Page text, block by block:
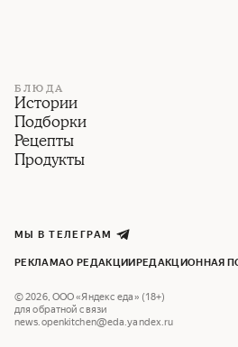
БЛЮДА
Истории
Подборки
Рецепты
Продукты
МЫ В ТЕЛЕГРАМ
РЕКЛАМАО РЕДАКЦИИ РЕДАКЦИОННАЯ
©2026, ООО «Яндекс еда» (18+)
для обратной связи
news.openkitchen@eda.yandex.ru